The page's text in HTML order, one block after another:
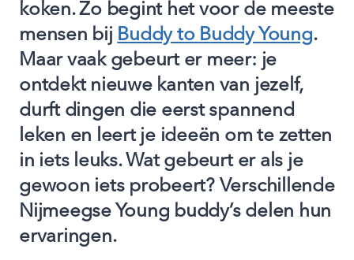
koken. Zo begint het voor de meeste
mensen bij Buddy to Buddy Young.
Maar vaak gebeurt er meer: je
ontdekt nieuwe kanten van jezelf,
durft dingen die eerst spannend
leken en leert je ideeën om te zetten
in iets leuks. Wat gebeurt er als je
gewoon iets probeert? Verschillende
Nijmeegse Young buddy’s delen hun
ervaringen.